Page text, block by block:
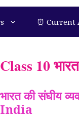
⏰ Current
Class 10
भारत की संघीय
India